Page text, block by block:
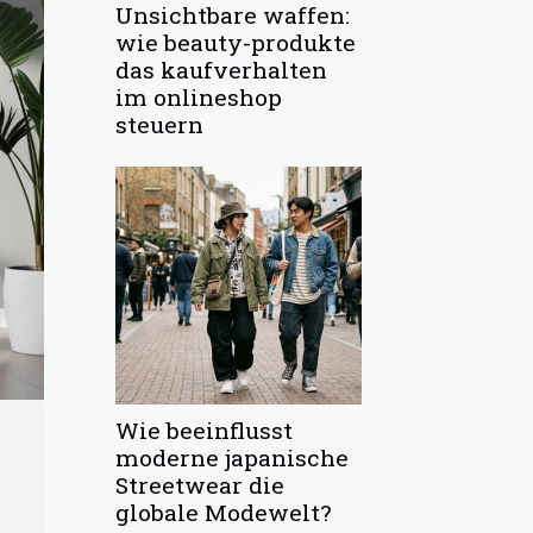
Unsichtbare waffen:
wie beauty-produkte
das kaufverhalten
im onlineshop
steuern
Wie beeinflusst
moderne japanische
Streetwear die
globale Modewelt?